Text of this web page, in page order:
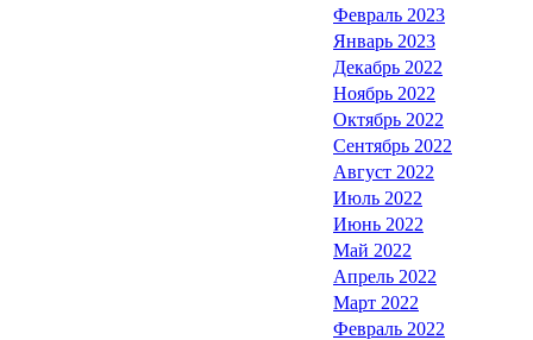
Февраль 2023
Январь 2023
Декабрь 2022
Ноябрь 2022
Октябрь 2022
Сентябрь 2022
Август 2022
Июль 2022
Июнь 2022
Май 2022
Апрель 2022
Март 2022
Февраль 2022